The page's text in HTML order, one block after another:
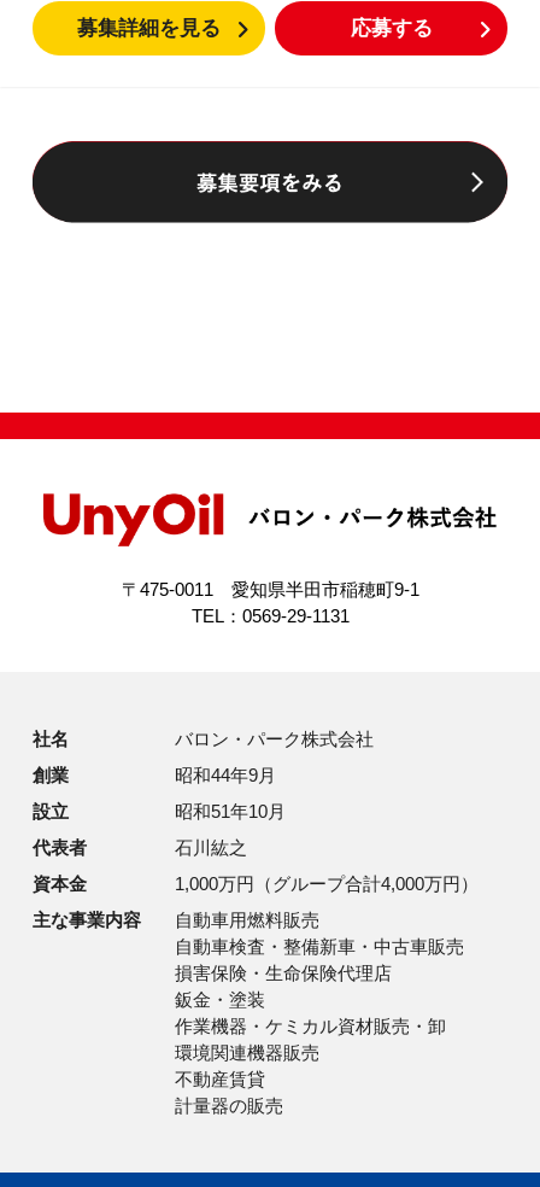
が分からない方への操作説明 ○釣銭機へのお金の補
充、回収など 外に設置された、釣銭機へお金を補充し
募集詳細を見る 応募する
〒475-0011 愛知県半田市稲穂町9-1
TEL：0569-29-1131
社名
バロン・パーク株式会社
創業
昭和44年9月
設立
昭和51年10月
代表者
石川紘之
資本金
1,000万円（グループ合計4,000万円）
主な事業内容
自動車用燃料販売
自動車検査・整備新車・中古車販売
損害保険・生命保険代理店
鈑金・塗装
作業機器・ケミカル資材販売・卸
環境関連機器販売
不動産賃貸
計量器の販売